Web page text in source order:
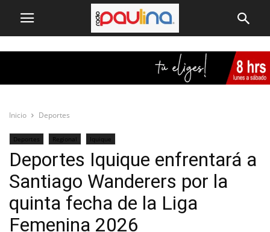
Inicio Deportes
Deportes Regional Iquique
Deportes Iquique enfrentará a
Santiago Wanderers por la
quinta fecha de la Liga
Femenina 2026